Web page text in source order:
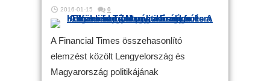
2016-01-15 0
A Financial Times összehasonlító
elemzést közölt Lengyelország és
Magyarország politikájának